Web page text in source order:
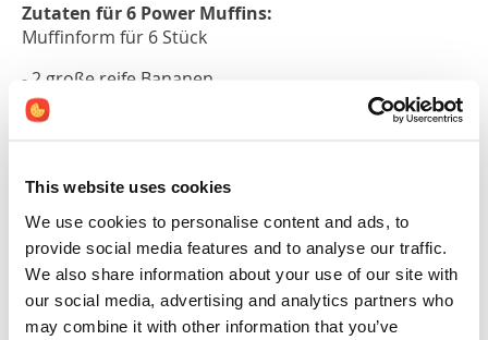
This website uses cookies
We use cookies to personalise content and ads, to
provide social media features and to analyse our traffic.
We also share information about your use of our site with
our social media, advertising and analytics partners who
may combine it with other information that you’ve
Zutaten für 6 Power Muffins:
Muffinform für 6 Stück
- 2 große reife Bananen
- 130 g Buchweizenflocken
- 40 g Sonnenblumenkerne
- 30 g Kokosraspeln
- 1 TL Ceylon-Zimt
- 2 EL Rote Bete Pulver (optional)
Garnierung:Kokosraspenl, Kascha oder etwas nach
eigener Wahl